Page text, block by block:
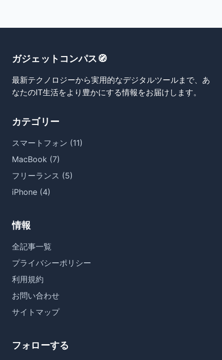
ガジェットコンパス🧭
最新テクノロジーから実用的なデジタルツールまで、あ
なたのIT生活をより豊かにする情報をお届けします。
カテゴリー
スマートフォン (11)
MacBook (7)
フリーランス (5)
iPhone (4)
情報
全記事一覧
プライバシーポリシー
利用規約
お問い合わせ
サイトマップ
フォローする